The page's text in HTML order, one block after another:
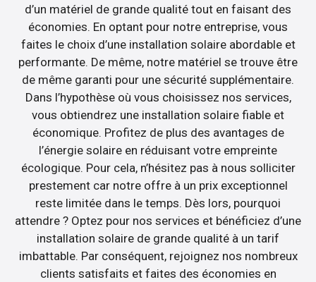
d’un matériel de grande qualité tout en faisant des
économies. En optant pour notre entreprise, vous
faites le choix d’une installation solaire abordable et
performante. De même, notre matériel se trouve être
de même garanti pour une sécurité supplémentaire.
Dans l’hypothèse où vous choisissez nos services,
vous obtiendrez une installation solaire fiable et
économique. Profitez de plus des avantages de
l’énergie solaire en réduisant votre empreinte
écologique. Pour cela, n’hésitez pas à nous solliciter
prestement car notre offre à un prix exceptionnel
reste limitée dans le temps. Dès lors, pourquoi
attendre ? Optez pour nos services et bénéficiez d’une
installation solaire de grande qualité à un tarif
imbattable. Par conséquent, rejoignez nos nombreux
clients satisfaits et faites des économies en